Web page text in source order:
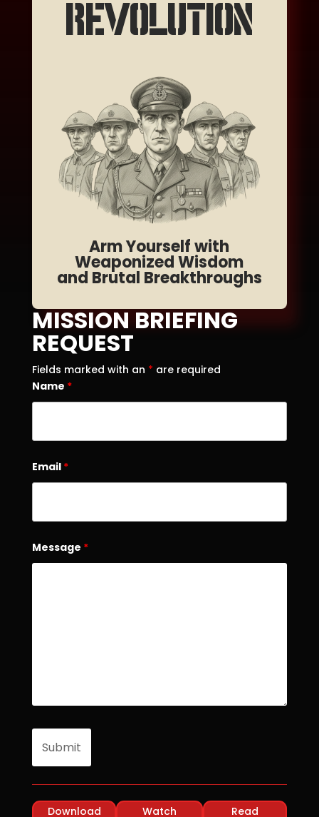
REVOLUTION
Arm Yourself with
Weaponized Wisdom
and Brutal Breakthroughs
MISSION BRIEFING
REQUEST
Fields marked with an * are required
Name *
Email *
Message *
Download Watch Read